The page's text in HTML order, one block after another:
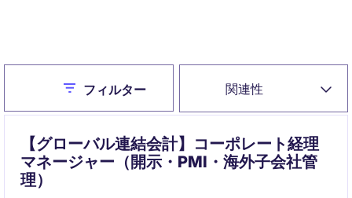
関連性
Closeフィルター
【グローバル連結会計】コーポレート経理
マネージャー（開示・PMI・海外子会社管
理）